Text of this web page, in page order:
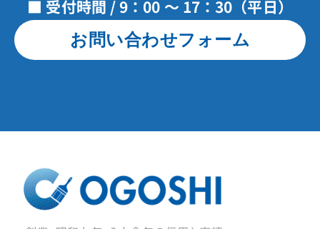
■ 受付時間 / 9：00 ～ 17：30（平日）
お問い合わせフォーム